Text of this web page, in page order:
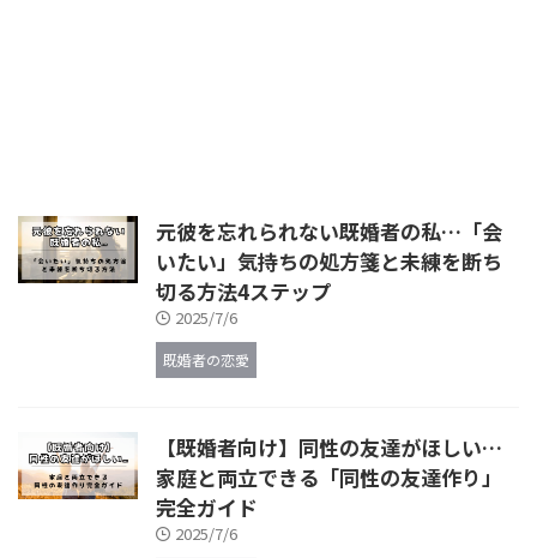
公開されていませんが昔から不倫
アプリも有名です。 また、アプ
リ以外にも出会いの場はあります
ので、知らない方はまず、全体像
を把握してください。 既婚者が
元彼を忘れられない既婚者の私…「会
いたい」気持ちの処方箋と未練を断ち
切る方法4ステップ
2025/7/6
既婚者の恋愛
【既婚者向け】同性の友達がほしい…
家庭と両立できる「同性の友達作り」
完全ガイド
2025/7/6